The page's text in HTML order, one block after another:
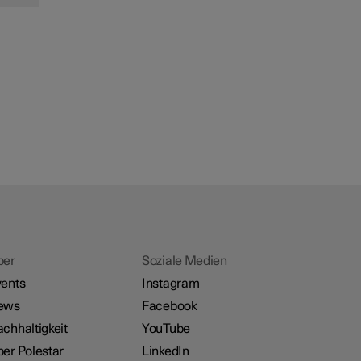
Polestar
Soziale Medien
Instagram
Facebook
YouTube
LinkedIn